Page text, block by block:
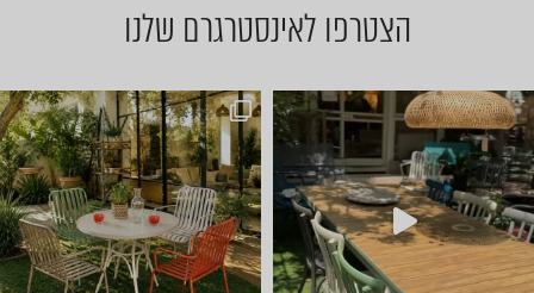
הצטרפו לאינסטרגרם שלנו
חדש ⭐ קונטיינרים של ריהוט ל